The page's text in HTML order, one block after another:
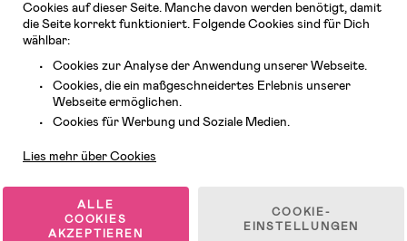
unserer vielfältigen Online-Boutique für Kinder & Babys. Willkommen!
© 2026 Jollyroom GmbH. Alle Rechte vorbehalten.
Cookies auf dieser Seite. Manche davon werden benötigt, damit
die Seite korrekt funktioniert. Folgende Cookies sind für Dich
wählbar:
Cookies zur Analyse der Anwendung unserer Webseite.
Cookies, die ein maßgeschneidertes Erlebnis unserer
Webseite ermöglichen.
Cookies für Werbung und Soziale Medien.
Lies mehr über Cookies
ALLE
COOKIES
AKZEPTIEREN
COOKIE-
EINSTELLUNGEN